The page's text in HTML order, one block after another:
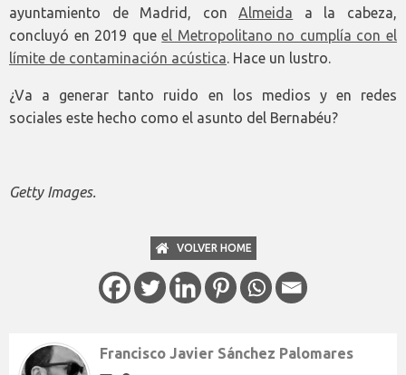
ayuntamiento de Madrid, conAlmeida a la cabeza,
concluyó en 2019 queel Metropolitano no cumplía con el
límite de contaminación acústica. Hace un lustro.
¿Va a generar tanto ruido en los medios y en redes
sociales este hecho como el asunto del Bernabéu?
Getty Images.
VOLVER HOME
Francisco Javier Sánchez Palomares